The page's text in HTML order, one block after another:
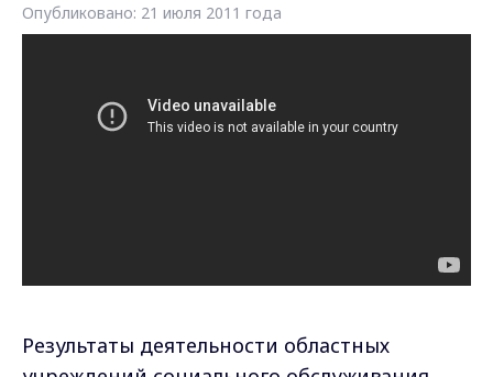
Опубликовано: 21 июля 2011 года
Результаты деятельности областных